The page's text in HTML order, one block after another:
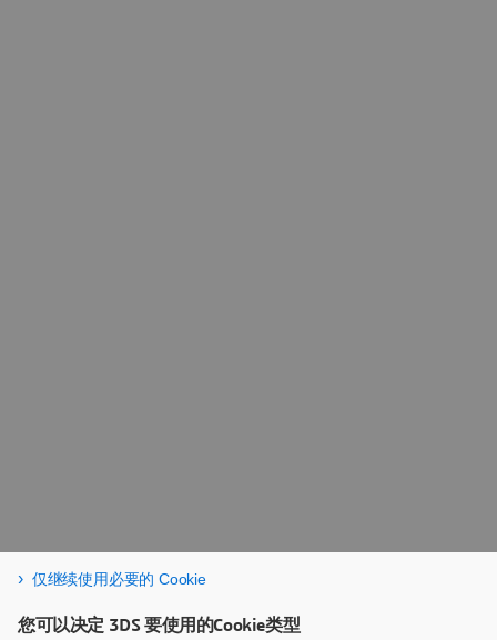
仅继续使用必要的 Cookie
您可以决定 3DS 要使用的Cookie类型